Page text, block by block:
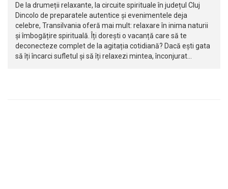
De la drumeții relaxante, la circuite spirituale în județul Cluj
Dincolo de preparatele autentice și evenimentele deja
celebre, Transilvania oferă mai mult: relaxare în inima naturii
și îmbogățire spirituală. Îți dorești o vacanță care să te
deconecteze complet de la agitația cotidiană? Dacă ești gata
să îți încarci sufletul și să îți relaxezi mintea, înconjurat…